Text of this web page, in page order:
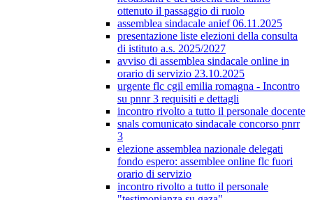
ottenuto il passaggio di ruolo
assemblea sindacale anief 06.11.2025
presentazione liste elezioni della consulta
di istituto a.s. 2025/2027
avviso di assemblea sindacale online in
orario di servizio 23.10.2025
urgente flc cgil emilia romagna - Incontro
su pnnr 3 requisiti e dettagli
incontro rivolto a tutto il personale docente
snals comunicato sindacale concorso pnrr
3
elezione assemblea nazionale delegati
fondo espero: assemblee online flc fuori
orario di servizio
incontro rivolto a tutto il personale